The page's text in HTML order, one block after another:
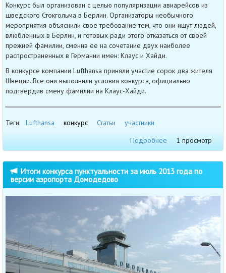
Конкурс был организован с целью популяризации авиарейсов из
шведского Стокгольма в Берлин. Организаторы необычного
мероприятия объяснили свое требование тем, что они ищут людей,
влюбленных в Берлин, и готовых ради этого отказаться от своей
прежней фамилии, сменив ее на сочетание двух наиболее
распространенных в Германии имен: Клаус и Хайди.
В конкурсе компании Lufthansa приняли участие сорок два жителя
Швеции. Все они выполнили условия конкурса, официально
подтвердив смену фамилии на Клаус-Хайди.
Теги: Lufthansa конкурс Статьи
участники
Подробнее
1 просмотр
Итоги конкурса пунктуальности за июль 2013 года по
версии аэропорта Домодедово